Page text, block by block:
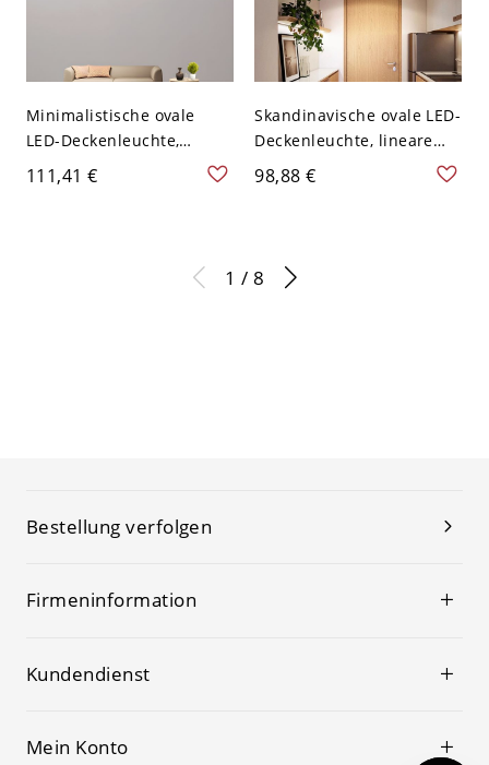
Minimalistische ovale
LED-Deckenleuchte,
lineare flache Leuchte für
Flur und Küche - 110V-
111,41 €
Skandinavische ovale LED-
Deckenleuchte, lineare
Holzdeckenleuchte für
Flur Wohnzimmer -
98,88 €
1 / 8
Bestellung verfolgen
Firmeninformation
Kundendienst
Mein Konto